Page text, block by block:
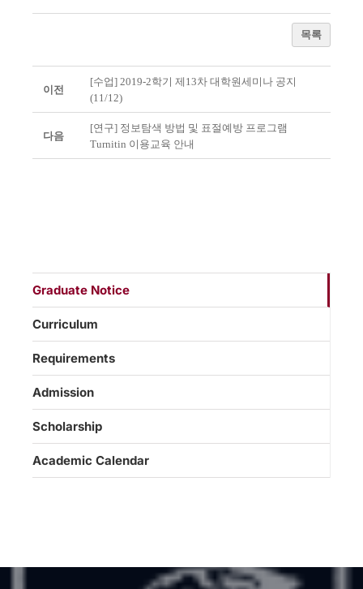
목록
이전
[수업] 2019-2학기 제13차 대학원세미나 공지
(11/12)
다음
[연구] 정보탐색 방법 및 표절예방 프로그램
Turnitin 이용교육 안내
Graduate Notice
Curriculum
Requirements
Admission
Scholarship
Academic Calendar